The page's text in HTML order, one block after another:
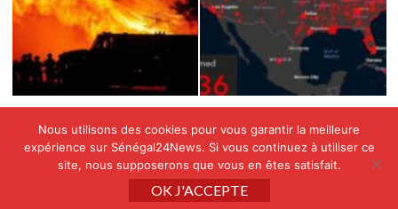
Copyright © All rights reserved SENEGAL24NEWS by
APINAE GROUP|CoverNews
Nous utilisons des cookies pour vous garantir la meilleure
expérience sur Sénégal24News. Si vous continuez à utiliser ce
site, nous supposerons que vous en êtes satisfait.
OK J'ACCEPTE